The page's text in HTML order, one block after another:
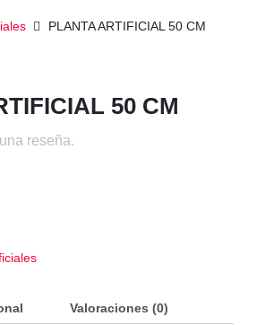
PLANTA ARTIFICIAL 50 CM
50 CM
reseña.
Valoraciones (0)